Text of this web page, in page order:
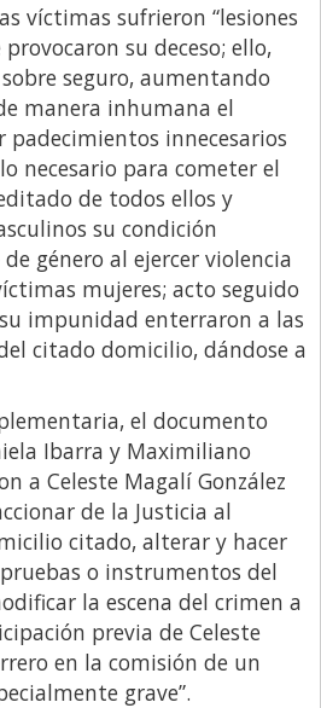
víctimas sufrieron “lesiones
su deceso; ello,
seguro, aumentando
manera inhumana el
innecesarios
necesario para cometer el
de todos ellos y
su condición
género al ejercer violencia
mujeres; acto seguido
impunidad enterraron a las
citado domicilio, dándose a
el documento
Ibarra y Maximiliano
a Celeste Magalí González
de la Justicia al
citado, alterar y hacer
o instrumentos del
la escena del crimen a
previa de Celeste
en la comisión de un
grave”.